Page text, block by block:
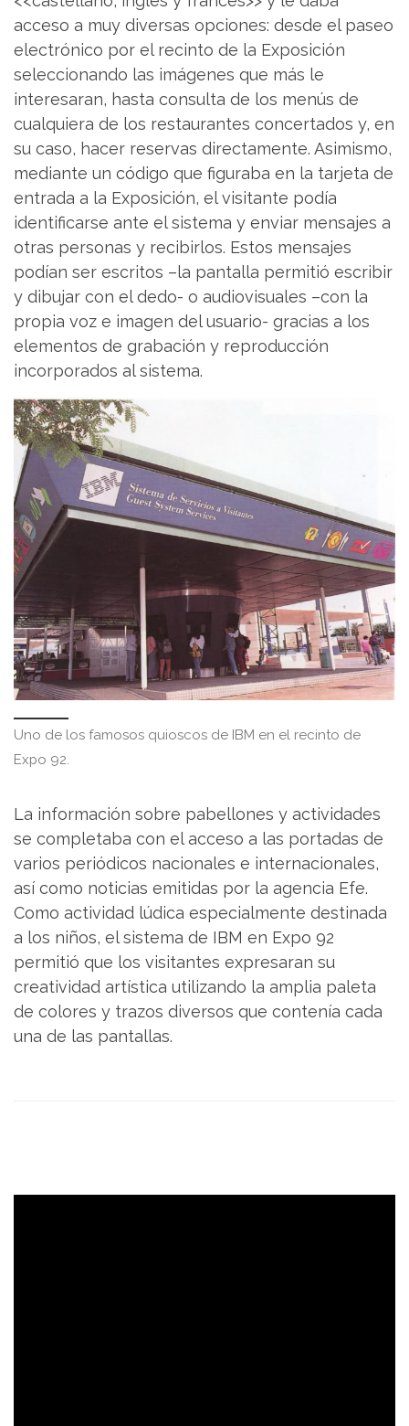
acceso a muy diversas opciones: desde el paseo
electrónico por el recinto de la Exposición
seleccionando las imágenes que más le
interesaran, hasta consulta de los menús de
cualquiera de los restaurantes concertados y, en
su caso, hacer reservas directamente. Asimismo,
mediante un código que figuraba en la tarjeta de
entrada a la Exposición, el visitante podía
identificarse ante el sistema y enviar mensajes a
otras personas y recibirlos. Estos mensajes
podían ser escritos –la pantalla permitió escribir
y dibujar con el dedo- o audiovisuales –con la
propia voz e imagen del usuario- gracias a los
elementos de grabación y reproducción
incorporados al sistema.
Uno de los famosos quioscos de IBM en el recinto de
Expo 92.
La información sobre pabellones y actividades
se completaba con el acceso a las portadas de
varios periódicos nacionales e internacionales,
así como noticias emitidas por la agencia Efe.
Como actividad lúdica especialmente destinada
a los niños, el sistema de IBM en Expo 92
permitió que los visitantes expresaran su
creatividad artística utilizando la amplia paleta
de colores y trazos diversos que contenía cada
una de las pantallas.